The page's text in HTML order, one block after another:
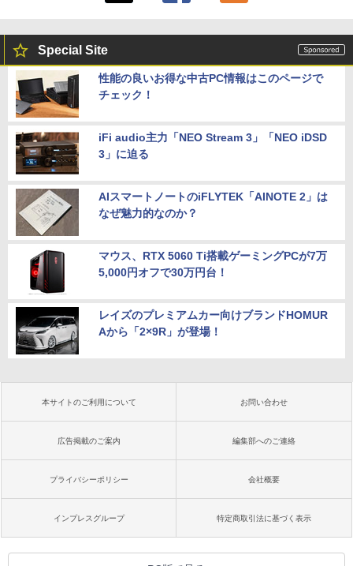
Special Site
性能の良いお得な中古PC情報はこのページで
チェック！
iFi audio主力「NEO Stream 3」「NEO iDSD
3」に迫る
AIスマートノートのiFLYTEK「AINOTE 2」は
なぜ魅力的なのか？
マウス、RTX 5060 Ti搭載ゲーミングPCが7万
5,000円オフで30万円台！
レイズのプレミアムカー向けブランドHOMUR
Aから「2×9R」が登場！
本サイトのご利用について お問い合わせ
広告掲載のご案内 編集部へのご連絡
プライバシーポリシー 会社概要
インプレスグループ 特定商取引法に基づく表示